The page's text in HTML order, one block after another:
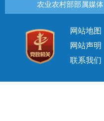
农业农村部部属媒体
网站地图
网站声明
联系我们